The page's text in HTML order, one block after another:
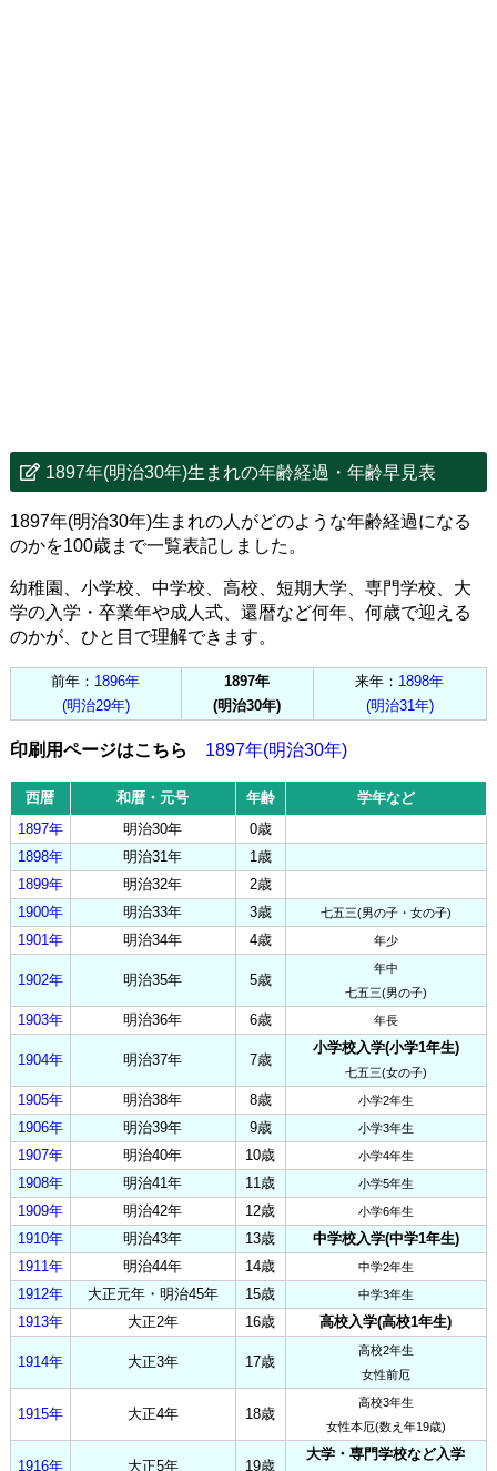
1897年(明治30年)生まれの年齢経過・年齢早見表
1897年(明治30年)生まれの人がどのような年齢経過になる
のかを100歳まで一覧表記しました。
幼稚園、小学校、中学校、高校、短期大学、専門学校、大
学の入学・卒業年や成人式、還暦など何年、何歳で迎える
のかが、ひと目で理解できます。
前年： 1896年
(明治29年)
1897年
(明治30年)
来年： 1898年
(明治31年)
印刷用ページはこちら 1897年(明治30年)
西暦 和暦・元号 年齢
学年など
1897年
明治30年
0歳
1898年
明治31年
1歳
1899年
明治32年
2歳
1900年
明治33年 3歳 七五三(男の子・女の子)
1901年 明治34年 4歳 年少
1902年 明治35年 5歳
年中
七五三(男の子)
1903年 明治36年 6歳 年長
1904年 明治37年 7歳
小学校入学(小学1年生)
七五三(女の子)
1905年 明治38年 8歳 小学2年生
1906年 明治39年 9歳 小学3年生
1907年 明治40年 10歳 小学4年生
1908年 明治41年 11歳 小学5年生
1909年 明治42年 12歳 小学6年生
1910年 明治43年 13歳
中学校入学(中学1年生)
1911年
明治44年 14歳 中学2年生
1912年 大正元年・明治45年 15歳 中学3年生
1913年 大正2年 16歳 高校入学(高校1年生)
1914年 大正3年 17歳
高校2年生
女性前厄
1915年 大正4年 18歳
高校3年生
女性本厄(数え年19歳)
1916年 大正5年 19歳
大学・専門学校など入学